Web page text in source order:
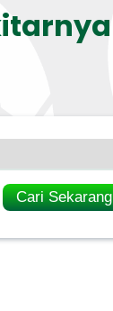
Cari Sekarang